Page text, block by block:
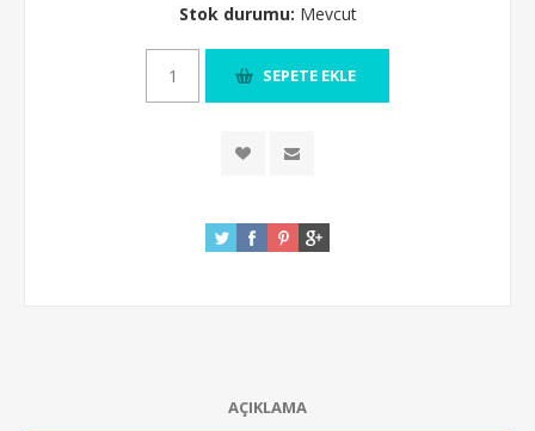
Stok durumu: Mevcut
AÇIKLAMA